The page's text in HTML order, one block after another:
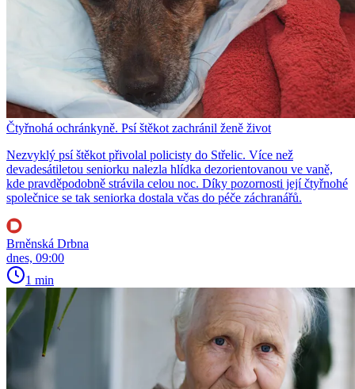
Čtyřnohá ochránkyně. Psí štěkot zachránil ženě život
Nezvyklý psí štěkot přivolal policisty do Střelic. Více než
devadesátiletou seniorku nalezla hlídka dezorientovanou ve vaně,
kde pravděpodobně strávila celou noc. Díky pozornosti její čtyřnohé
společnice se tak seniorka dostala včas do péče záchranářů.
Brněnská Drbna
dnes, 09:00
1 min